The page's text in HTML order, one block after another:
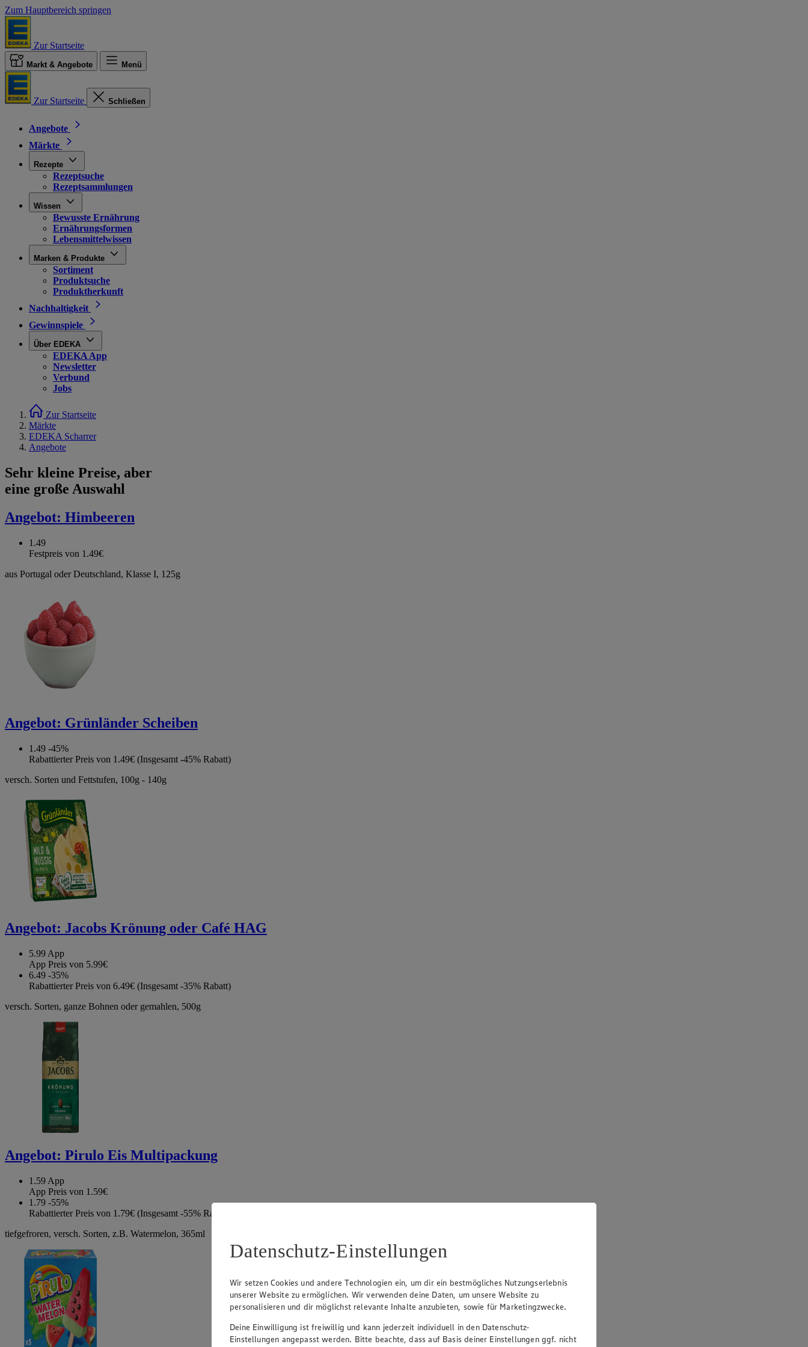
Zum Hauptbereich springen
Zur Startseite
Markt & Angebote Menü
Zur Startseite Schließen
Angebote
Märkte
Rezepte
Rezeptsuche
Rezeptsammlungen
Wissen
Bewusste Ernährung
Ernährungsformen
Lebensmittelwissen
Marken & Produkte
Sortiment
Produktsuche
Produktherkunft
Nachhaltigkeit
Gewinnspiele
Über EDEKA
EDEKA App
Newsletter
Verbund
Jobs
Zur Startseite
Märkte
EDEKA Scharrer
Angebote
Sehr kleine Preise, aber
eine große Auswahl
Angebot: Himbeeren
1.49
Festpreis von 1.49€
aus Portugal oder Deutschland, Klasse I, 125g
Angebot: Grünländer Scheiben
1.49 -45%
Rabattierter Preis von 1.49€ (Insgesamt -45% Rabatt)
versch. Sorten und Fettstufen, 100g - 140g
Angebot: Jacobs Krönung oder Café HAG
5.99 App
App Preis von 5.99€
6.49 -35%
Rabattierter Preis von 6.49€ (Insgesamt -35% Rabatt)
versch. Sorten, ganze Bohnen oder gemahlen, 500g
Angebot: Pirulo Eis Multipackung
1.59 App
App Preis von 1.59€
1.79 -55%
Rabattierter Preis von 1.79€ (Insgesamt -55% Rabatt)
tiefgefroren, versch. Sorten, z.B. Watermelon, 365ml
Datenschutz-Einstellungen
Wir setzen Cookies und andere Technologien ein, um dir ein bestmögliches Nutzungserlebnis
unserer Website zu ermöglichen. Wir verwenden deine Daten, um unsere Website zu
personalisieren und dir möglichst relevante Inhalte anzubieten, sowie für Marketingzwecke.
Deine Einwilligung ist freiwillig und kann jederzeit individuell in den Datenschutz-
Einstellungen angepasst werden. Bitte beachte, dass auf Basis deiner Einstellungen ggf. nicht